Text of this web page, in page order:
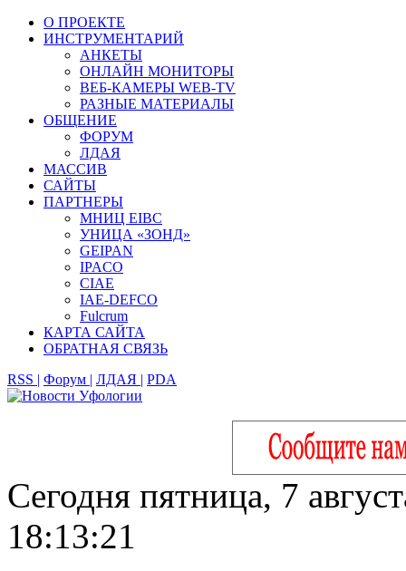
О ПРОЕКТЕ
ИНСТРУМЕНТАРИЙ
АНКЕТЫ
ОНЛАЙН МОНИТОРЫ
ВЕБ-КАМЕРЫ WEB-TV
РАЗНЫЕ МАТЕРИАЛЫ
ОБЩЕНИЕ
ФОРУМ
ЛДАЯ
МАССИВ
САЙТЫ
ПАРТНЕРЫ
МНИЦ EIBC
УНИЦА «ЗОНД»
GEIPAN
IPACO
CIAE
IAE-DEFCO
Fulcrum
КАРТА САЙТА
ОБРАТНАЯ СВЯЗЬ
RSS | Форум | ЛДАЯ | PDA
Сегодня пятница, 7
18:13:22